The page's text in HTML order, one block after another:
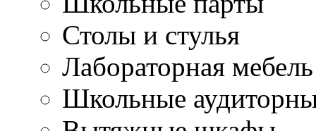
Столы и стулья
Лабораторная мебель
Школьные